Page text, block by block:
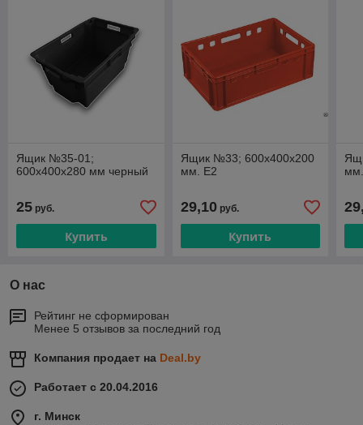
Ящик №35-01;
600х400х280 мм черный
25 руб.
Купить
Ящик №33; 600х400х200
мм. Е2
29,10руб.
Купить
О нас
Рейтинг не сформирован
Менее 5 отзывов за последний год
Компания продает на Deal.by
Работает с 20.04.2016
г. Минск